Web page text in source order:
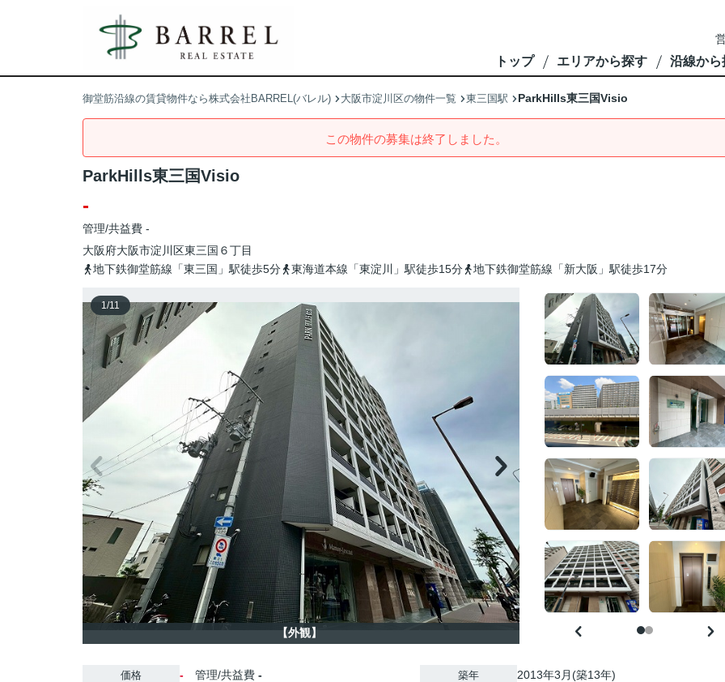
トップ エリアから探す 沿線から
御堂筋沿線の賃貸物件なら株式会社BARREL(バレル) 大阪市淀川区の物件一覧 東三国駅 ParkHills東三国Visio
この物件の募集は終了しました。
ParkHills東三国Visio
-
管理/共益費 -
大阪府大阪市淀川区東三国 ６丁目
地下鉄御堂筋線「東三国」駅徒歩5分
東海道本線「東淀川」駅徒歩15分 地下鉄御堂筋線「新大阪」駅徒歩17分
1/11
【外観】
価格 - 管理/共益費 - 築年 2013年3月(築13年)